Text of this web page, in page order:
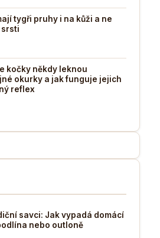
tygři pruhy i na kůži a ne
srsti
kočky někdy leknou
okurky a jak funguje jejich
reflex
savci: Jak vypadá domácí
nebo outloně